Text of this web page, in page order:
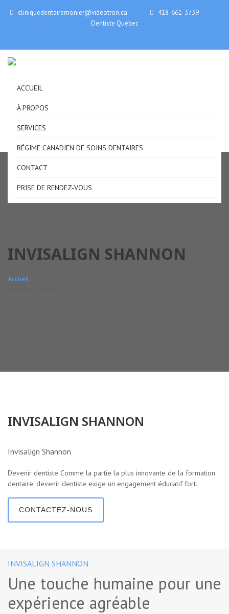
cliniquedentairemonier@videotron.ca
418-661-3739
Dentiste Québec
ACCUEIL
À PROPOS
SERVICES
RÉGIME CANADIEN DE SOINS DENTAIRES
CONTACT
PRISE DE RENDEZ-VOUS
INVISALIGN SHANNON
Accueil
INVISALIGN SHANNON
Invisalign Shannon
Devenir dentiste Comme la partie la plus innovante de la formation
dentaire, devenir dentiste exige un engagement éducatif fort.
CONTACTEZ-NOUS
INVISALIGN SHANNON
Une touche humaine pour une
expérience agréable